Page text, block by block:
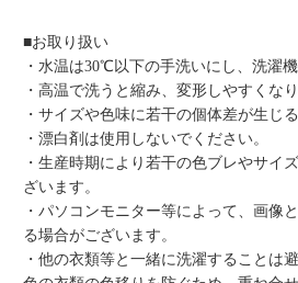
■お取り扱い
・水温は30℃以下の手洗いにし、洗濯
・高温で洗うと縮み、変形しやすくなり
・サイズや色味に若干の個体差が生じ
・漂白剤は使用しないでください。
・生産時期により若干の色ブレやサイ
ざいます。
・パソコンモニター等によって、画像
る場合がございます。
・他の衣類等と一緒に洗濯することは